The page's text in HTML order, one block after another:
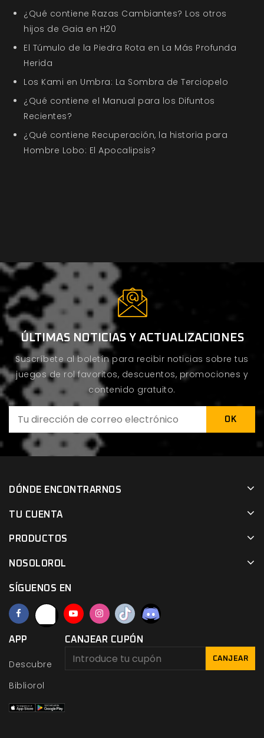
¿Qué contiene Razas Cambiantes? Los otros
hijos de Gaia en H20
El Túmulo de la Piedra Rota en La Más Profunda
Herida
Los Kami en Umbra: La Sombra de Terciopelo
¿Qué contiene el Manual para los Difuntos
Recientes?
¿Qué contiene Recuperación, la historia para
Hombre Lobo: El Apocalipsis?
ÚLTIMAS NOTICIAS Y ACTUALIZACIONES
Suscríbete al boletín para recibir noticias sobre tus
juegos de rol favoritos, descuentos, promociones y
contenido gratuito.
DÓNDE ENCONTRARNOS
TU CUENTA
PRODUCTOS
NOSOLOROL
SÍGUENOS EN
APP
Descubre
Bibliorol
CANJEAR CUPÓN
CANJEAR